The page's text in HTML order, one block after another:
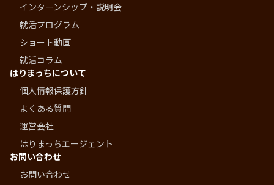
インターンシップ・説明会
就活プログラム
ショート動画
就活コラム
はりまっちについて
個人情報保護方針
よくある質問
運営会社
はりまっちエージェント
お問い合わせ
お問い合わせ